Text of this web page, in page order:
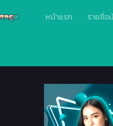
หน้าแรก รายชื่อ